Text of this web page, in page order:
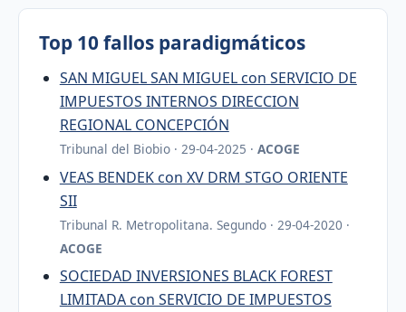
Top 10 fallos paradigmáticos
SAN MIGUEL SAN MIGUEL con SERVICIO DE
IMPUESTOS INTERNOS DIRECCION
REGIONAL CONCEPCIÓN
Tribunal del Biobio · 29-04-2025 · ACOGE
VEAS BENDEK con XV DRM STGO ORIENTE
SII
Tribunal R. Metropolitana. Segundo · 29-04-2020 ·
ACOGE
SOCIEDAD INVERSIONES BLACK FOREST
LIMITADA con SERVICIO DE IMPUESTOS